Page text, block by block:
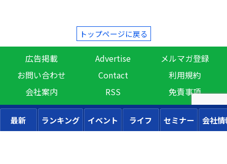
トップページに戻る
広告掲載 Advertise
メルマガ登録
お問い合わせ
Contact
利用規約
会社案内
RSS 免責事項
最新 ランキング イベント ライフ セミナー 会社